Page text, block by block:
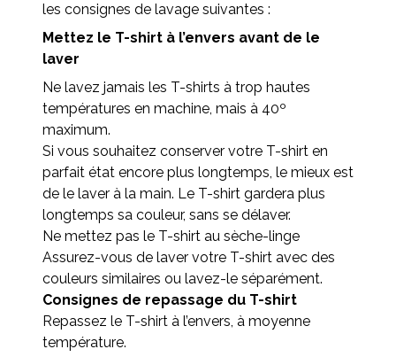
les consignes de lavage suivantes :
Mettez le T-shirt à l’envers avant de le
laver
Ne lavez jamais les T-shirts à trop hautes
températures en machine, mais à 40º
maximum.
Si vous souhaitez conserver votre T-shirt en
parfait état encore plus longtemps, le mieux est
de le laver à la main. Le T-shirt gardera plus
longtemps sa couleur, sans se délaver.
Ne mettez pas le T-shirt au sèche-linge
Assurez-vous de laver votre T-shirt avec des
couleurs similaires ou lavez-le séparément.
Consignes de repassage du T-shirt
Repassez le T-shirt à l’envers, à moyenne
température.